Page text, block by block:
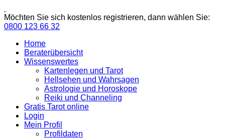
Möchten Sie sich kostenlos registrieren, dann wählen Sie:
0800 123 66 32
Home
Beraterübersicht
Wissenswertes
Kartenlegen und Tarot
Hellsehen und Wahrsagen
Astrologie und Horoskope
Reiki und Channeling
Gratis Tarot online
Login
Mein Profil
Profildaten